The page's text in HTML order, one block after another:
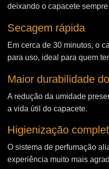
deixando o capacete sempre
Secagem rápida
Em cerca de 30 minutos, o
para uso, ideal para quem
Maior durabilidade
A redução da umidade
a vida útil do capacete.
Higienização
O sistema de perfumação
experiência muito mais